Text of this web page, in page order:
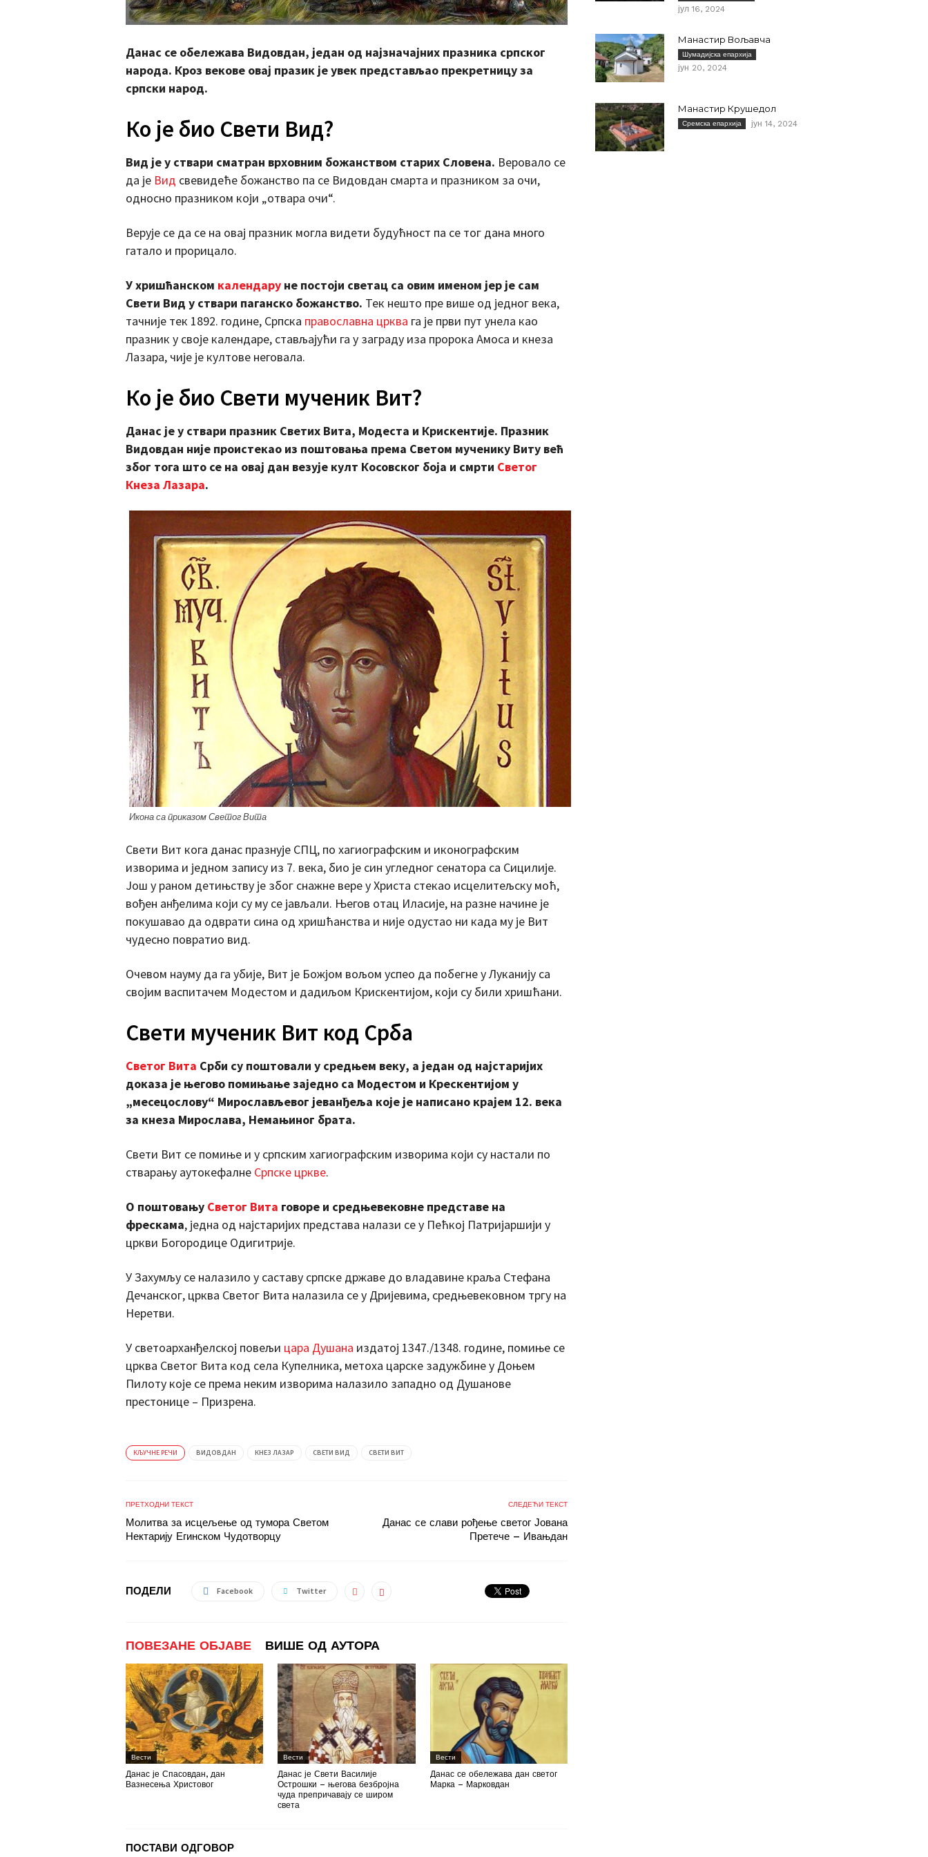
Данас се обележава Видовдан, један од најзначајних празника српског
народа. Кроз векове овај празик је увек представљао прекретницу за
српски народ.
Ко је био Свети Вид?
Вид је у ствари сматран врховним божанством старих Словена. Веровало се
да је Вид свевидеће божанство па се Видовдан смарта и празником за очи,
односно празником који „отвара очи“.
Верује се да се на овај празник могла видети будућност па се тог дана много
гатало и прорицало.
У хришћанском календару не постоји светац са овим именом јер је сам
Свети Вид у ствари паганско божанство. Тек нешто пре више од једног века,
тачније тек 1892. године, Српска православна црква га је први пут унела као
празник у своје календаре, стављајући га у заграду иза пророка Амоса и кнеза
Лазара, чије је култове неговала.
Ко је био Свети мученик Вит?
Данас је у ствари празник Светих Вита, Модеста и Крискентије. Празник
Видовдан није проистекао из поштовања према Светом мученику Виту већ
због тога што се на овај дан везује култ Косовског боја и смрти Светог
Кнеза Лазара.
Икона са приказом Светог Вита
Свети Вит кога данас празнује СПЦ, по хагиографским и иконографским
изворима и једном запису из 7. века, био је син угледног сенатора са Сицилије.
Још у раном детињству је због снажне вере у Христа стекао исцелитељску моћ,
вођен анђелима који су му се јављали. Његов отац Иласије, на разне начине је
покушавао да одврати сина од хришћанства и није одустао ни када му је Вит
чудесно повратио вид.
Очевом науму да га убије, Вит је Божјом вољом успео да побегне у Луканију са
својим васпитачем Модестом и дадиљом Крискентијом, који су били хришћани.
Свети мученик Вит код Срба
Светог Вита Срби су поштовали у средњем веку, а један од најстаријих
доказа је његово помињање заједно са Модестом и Крескентијом у
„месецослову“ Мирослављевог јеванђеља које је написано крајем 12. века
за кнеза Мирослава, Немањиног брата.
Свети Вит се помиње и у српским хагиографским изворима који су настали по
стварању аутокефалне Српске цркве.
О поштовању Светог Вита говоре и средњевековне представе на
фрескама, једна од најстаријих представа налази се у Пећкој Патријаршији у
цркви Богородице Одигитрије.
У Захумљу се налазило у саставу српске државе до владавине краља Стефана
Дечанског, црква Светог Вита налазила се у Дријевима, средњевековном тргу на
Неретви.
У светоарханђелској повељи цара Душана издатој 1347./1348. године, помиње се
црква Светог Вита код села Купелника, метоха царске задужбине у Доњем
Пилоту које се према неким изворима налазило западно од Душанове
престонице – Призрена.
КЉУЧНЕ РЕЧИ ВИДОВДАН КНЕЗ ЛАЗАР СВЕТИ ВИД СВЕТИ ВИТ
ПРЕТХОДНИ ТЕКСТ
Молитва за исцељење од тумора Светом
Нектарију Егинском Чудотворцу
СЛЕДЕЋИ ТЕКСТ
Данас се слави рођење светог Јована
Претече – Ивањдан
ПОДЕЛИ Facebook Twitter
ПОВЕЗАНЕ ОБЈАВЕ ВИШЕ ОД АУТОРА
Вести
Данас је Спасовдан, дан
Вазнесења Христовог
Вести
Данас је Свети Василије
Острошки – његова безбројна
чуда препричавају се широм
света
Вести
Данас се обележава дан светог
Марка – Марковдан
ПОСТАВИ ОДГОВОР
јул 16, 2024
Манастир Вољавча
Шумадијска епархија
јун 20, 2024
Манастир Крушедол
Сремска епархија јун 14, 2024